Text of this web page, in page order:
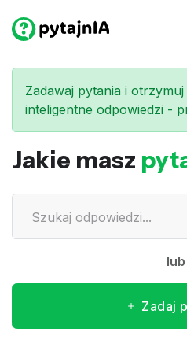
Zadawaj pytania i
inteligentne odpowiedzi -
Jakie masz
lub
Zadaj